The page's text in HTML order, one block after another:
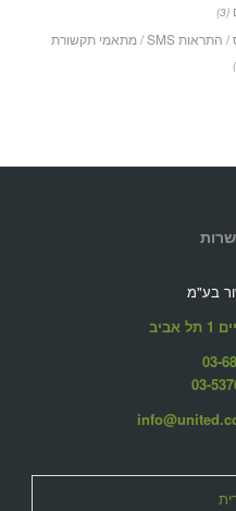
(3)
תקשורת מודבס / התראות SMS / מתאמי תקשורת
בע"מ